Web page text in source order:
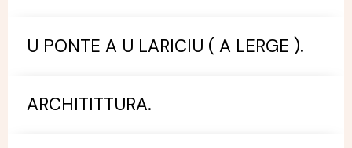
U PONTE A U LARICIU ( A LERGE ).
ARCHITITTURA.